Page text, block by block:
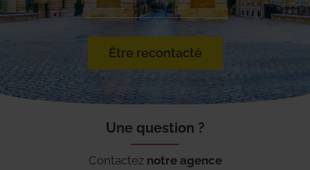
Être recontacté
Une question ?
Contactez notre agence